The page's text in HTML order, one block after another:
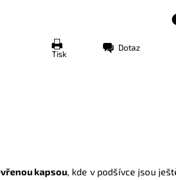
Tisk
Dotaz
kapsou, kde v podšívce jsou